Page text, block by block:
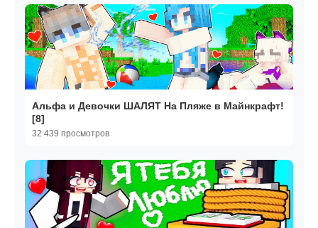
Альфа и Девочки ШАЛЯТ На Пляже в Майнкрафт!
[8]
32 439 просмотров